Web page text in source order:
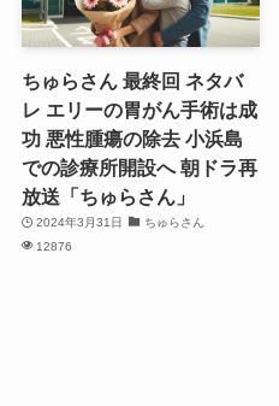
ちゅらさん 最終回 ネタバ
レ エリーの胃がん手術は成
功 悪性腫瘍の除去 小浜島
での診療所開設へ 朝ドラ再
放送「ちゅらさん」
2024年3月31日
ちゅらさん
12876